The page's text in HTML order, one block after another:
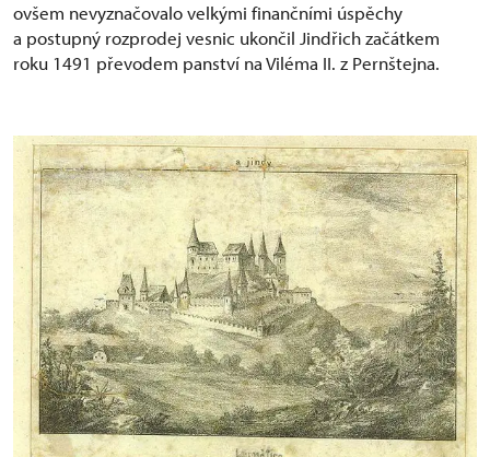
ovšem nevyznačovalo velkými finančními úspěchy
a postupný rozprodej vesnic ukončil Jindřich začátkem
roku 1491 převodem panství na Viléma II. z Pernštejna.